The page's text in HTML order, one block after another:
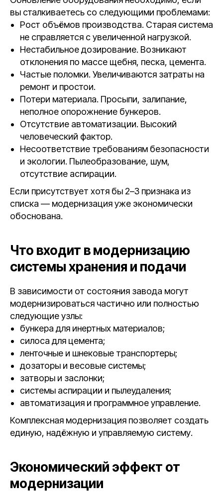
вы сталкиваетесь со следующими проблемами:
Рост объёмов производства. Старая система
не справляется с увеличенной нагрузкой.
Нестабильное дозирование. Возникают
отклонения по массе щебня, песка, цемента.
Частые поломки. Увеличиваются затраты на
ремонт и простои.
Потери материала. Просыпи, залипание,
неполное опорожнение бункеров.
Отсутствие автоматизации. Высокий
человеческий фактор.
Несоответствие требованиям безопасности
и экологии. Пылеобразование, шум,
отсутствие аспирации.
Если присутствует хотя бы 2–3 признака из
списка — модернизация уже экономически
обоснована.
Что входит в модернизацию
системы хранения и подачи
В зависимости от состояния завода могут
модернизироваться частично или полностью
следующие узлы:
бункера для инертных материалов;
силоса для цемента;
ленточные и шнековые транспортеры;
дозаторы и весовые системы;
затворы и заслонки;
системы аспирации и пылеудаления;
автоматизация и программное управление.
Комплексная модернизация позволяет создать
единую, надёжную и управляемую систему.
Экономический эффект от
модернизации